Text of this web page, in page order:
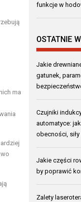
ma
funkcje w
OSTATNIE
Jakie
gatunek,
Czujniki
automatyce:
obecności,
Jakie części
by poprawić
Zalety